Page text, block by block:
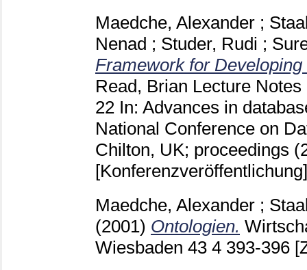
Maedche, Alexander ;
Nenad ; Studer, Rudi ;
Framework for
Read, Brian Lecture
22 In: Advances in
National Conference on
Chilton, UK; proceedings
[Konferenzveröffentlichung]
Maedche, Alexander ;
(2001) Ontologien.
Wiesbaden 43 4 393-396